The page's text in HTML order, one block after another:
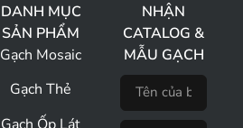
DANH MỤC
SẢN PHẨM
Gạch Mosaic
Gạch Thẻ
NHẬN
CATALOG &
MẪU GẠCH